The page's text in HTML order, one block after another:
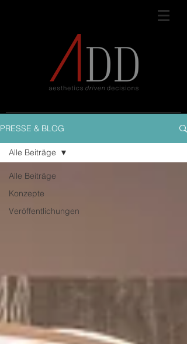
PRESSE & BLOG
Alle Beiträge
Konzepte
Veröffentlichungen
Alle Beiträge